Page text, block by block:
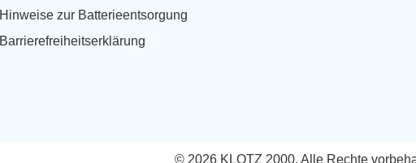
Hinweise zur Batterieentsorgung
Barrierefreiheitserklärung
© 2026 KLOTZ 2000. Alle Rechte